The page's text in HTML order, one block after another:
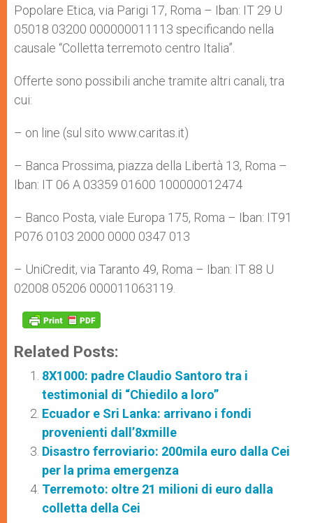
Popolare Etica, via Parigi 17, Roma – Iban: IT 29 U
05018 03200 000000011113 specificando nella
causale “Colletta terremoto centro Italia”.
Offerte sono possibili anche tramite altri canali, tra
cui:
– on line (sul sito www.caritas.it)
– Banca Prossima, piazza della Libertà 13, Roma –
Iban: IT 06 A 03359 01600 100000012474
– Banco Posta, viale Europa 175, Roma – Iban: IT91
P076 0103 2000 0000 0347 013
– UniCredit, via Taranto 49, Roma – Iban: IT 88 U
02008 05206 000011063119.
Related Posts:
8X1000: padre Claudio Santoro tra i
testimonial di “Chiedilo a loro”
Ecuador e Sri Lanka: arrivano i fondi
provenienti dall’8xmille
Disastro ferroviario: 200mila euro dalla Cei
per la prima emergenza
Terremoto: oltre 21 milioni di euro dalla
colletta della Cei